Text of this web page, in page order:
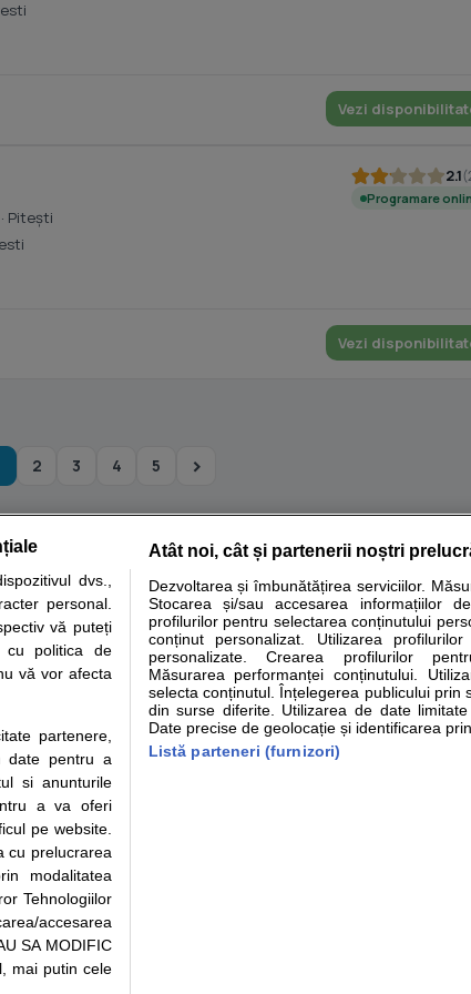
Vezi
· Piteşti
2.1
Programare
Vezi
2 3 4 5
Specialitati medicale
despre sanatate disponibile pe sfatulmedicului.ro au scop informativ si
medicale. Va sfatuim, ca pe langa informatia primita pe sfatulmedicului.ro
la medic Clickmed.
Drepturile consumatorului
Protectia consumatorilor -
ANPC
Solutionarea Alternativa a
Litigiilor
Info consumator: 0800.080.999
Formulare europene - CNAS
Ministerul Sanatatii - ANMDM
Parteneri
Inscriere clinica
2018, cu sediul in Bucuresti, Bulevardul Pierre de Coubertin, Office
dvs.,
personal.
vă puteți
cu politica de
vă vor afecta
partenere,
date pentru a
si anunturile
a va oferi
pe website.
cu prelucrarea
modalitatea
Tehnologiilor
accesarea
SA MODIFIC
mai putin cele
Atât noi, cât și partenerii noștri
Dezvoltarea și îmbunătățirea serviciilor.
Stocarea și/sau accesarea informațiilor
profilurilor pentru selectarea conținutului
conținut personalizat. Utilizarea
personalizate. Crearea profilurilor
Măsurarea performanței conținutului.
selecta conținutul. Înțelegerea publicului prin
din surse diferite. Utilizarea de date
Date precise de geolocație și identificarea
Listă parteneri (furnizori)